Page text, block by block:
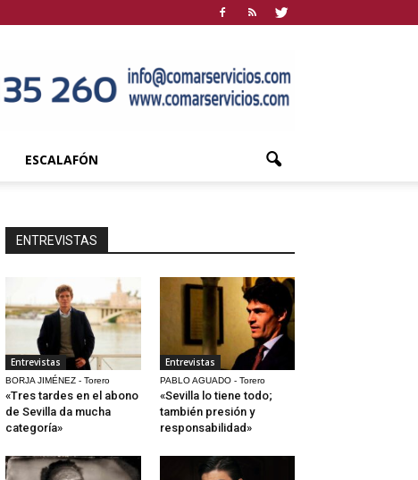
ESCALAFÓN
ENTREVISTAS
Entrevistas
BORJA JIMÉNEZ - Torero
«Tres tardes en el abono
de Sevilla da mucha
categoría»
Entrevistas
PABLO AGUADO - Torero
«Sevilla lo tiene todo;
también presión y
responsabilidad»